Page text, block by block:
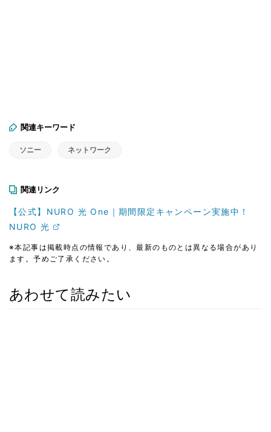
関連キーワード
ソニー ネットワーク
関連リンク
【公式】NURO 光 One｜期間限定キャンペーン実施中！
NURO 光
※本記事は掲載時点の情報であり、最新のものとは異なる場合があり
ます。予めご了承ください。
あわせて読みたい